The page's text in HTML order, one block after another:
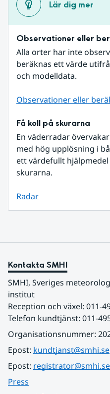
Lär dig mer
Observationer eller
Alla orter har inte
beräknas ett värde
och modelldata.
Observationer eller
Få koll på skurarna
En väderradar
med hög upplösning i
ett värdefullt
skurarna.
Radar
Kontakta SMHI
SMHI, Sveriges
institut
Reception och växel: 011-
Telefon kundtjänst: 011-
Organisationsnummer:
Epost: kundtjanst@smhi.se
Epost: registrator@smhi.se
Press